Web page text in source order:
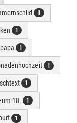
1
1
1
1
1
18. 1
1